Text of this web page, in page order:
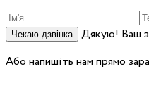
Чекаю дзвінка
Дякую! Ваш
Або напишіть нам прямо